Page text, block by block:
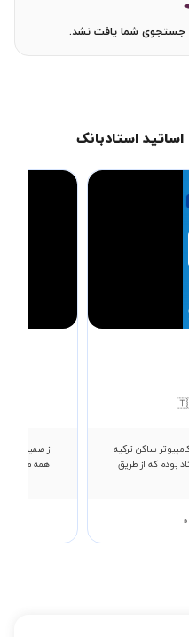
جستجوی شما یافت نشد.
اساتید استادبانک
ساکن ترکیه
ریاضی 2 دنبال استاد بودم که از طریق
از صمیم قلب
همه مطالب